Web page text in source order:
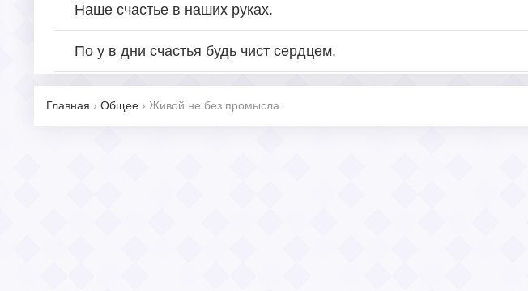
Наше счастье в наших руках.
По у в дни счастья будь чист сердцем.
Главная › Общее › Живой не без промысла.